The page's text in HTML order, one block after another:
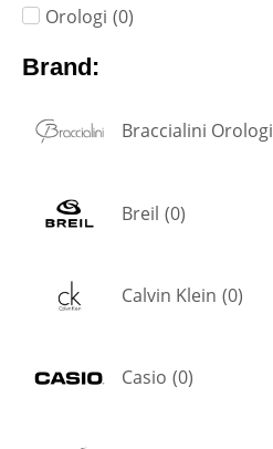
Orologi (0)
Brand:
Braccialini Orologi
Breil (0)
Calvin Klein (0)
Casio (0)